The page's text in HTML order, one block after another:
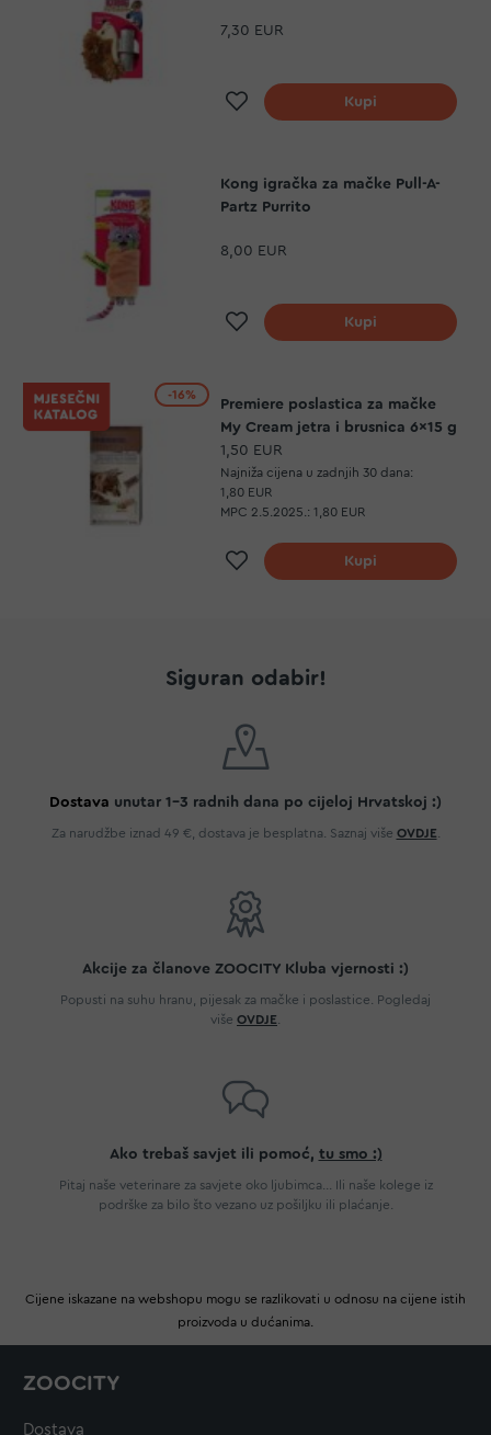
7,30 EUR
Dodaj na listu želja
Kupi
Kong igračka za mačke Pull-A-
Partz Purrito
8,00 EUR
Dodaj na listu želja
Kupi
-16%
Premiere poslastica za mačke
My Cream jetra i brusnica 6x15 g
1,50 EUR
Najniža cijena u zadnjih 30 dana:
1,80 EUR
MPC 2.5.2025.: 1,80 EUR
Dodaj na listu želja
Kupi
Siguran odabir!
Dostava unutar 1-3 radnih dana po cijeloj Hrvatskoj :)
Za narudžbe iznad 49 €, dostava je besplatna. Saznaj više OVDJE
Akcije za članove ZOOCITY Kluba vjernosti :)
Popusti na suhu hranu, pijesak za mačke i poslastice. Pogledaj
više OVDJE
Ako trebaš savjet ili pomoć, tu smo :)
Pitaj naše veterinare za savjete oko ljubimca... Ili naše kolege iz
podrške za bilo što vezano uz pošiljku ili plaćanje.
Cijene iskazane na webshopu mogu se razlikovati u odnosu na cijene istih
proizvoda u dućanima.
ZOOCITY
Dostava